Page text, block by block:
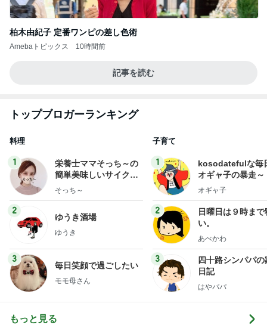
柏木由紀子 定番ワンピの差し色術
Amebaトピックス 10時間前
記事を読む
トップブロガーランキング
料理
1
栄養士ママそっち～の
簡単美味しいサイクル
献立
そっち～
2
ゆうき酒場
ゆうき
3
毎日笑顔で過ごしたい
モモ母さん
子育て
1
kosodatefulな毎
オギャ子の暴走～
オギャ子
2
日曜日は９時まで
い。
あべかわ
3
四十路シンパパの
日記
はやパパ
もっと見る